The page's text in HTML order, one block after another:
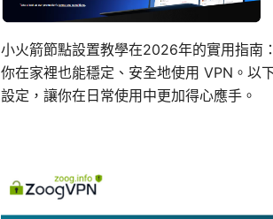
小火箭節點設置教學在2026年的實用指南
你在家裡也能穩定、安全地使用 VPN。以
設定，讓你在日常使用中更加得心應手。